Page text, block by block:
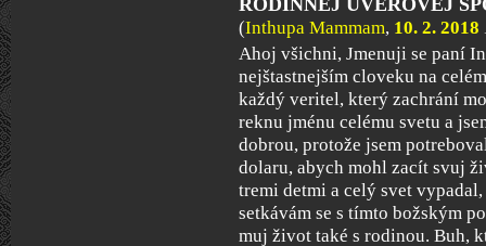
(Inthupa Mammam, 10. 2. 2018
Ahoj všichni, Jmenuji se paní
nejštastnejším cloveku na
každý veritel, který zachrání
reknu jménu celému svetu a
dobrou, protože jsem
dolaru, abych mohl zacít svuj
tremi detmi a celý svet
setkávám se s tímto božským
muj život také s rodinou. Buh,